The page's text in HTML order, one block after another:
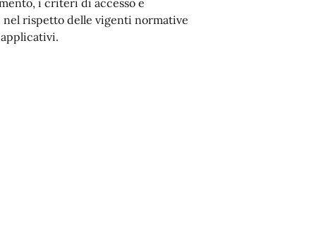
i criteri di accesso e
nel rispetto delle vigenti normative